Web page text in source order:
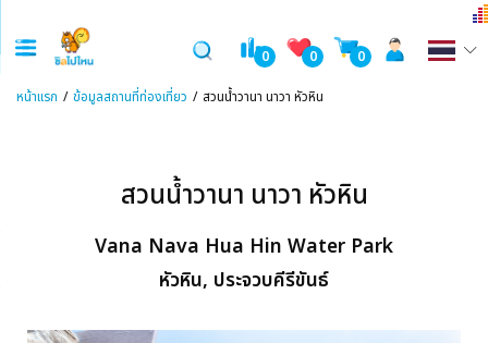
0 0 0
หน้าแรก ข้อมูลสถานที่ท่องเที่ยว สวนน้ำวานา นาวา หัวหิน
สวนน้ำวานา นาวา หัวหิน
Vana Nava Hua Hin Water Park
หัวหิน, ประจวบคีรีขันธ์